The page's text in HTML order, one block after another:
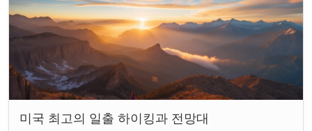
미국 최고의 일출 하이킹과 전망대